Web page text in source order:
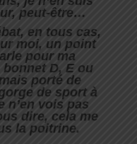
peut-être…
en tous cas,
moi, un point
pour ma
D, E ou
porté de
de sport à
n’en vois pas
dire, cela me
la poitrine.